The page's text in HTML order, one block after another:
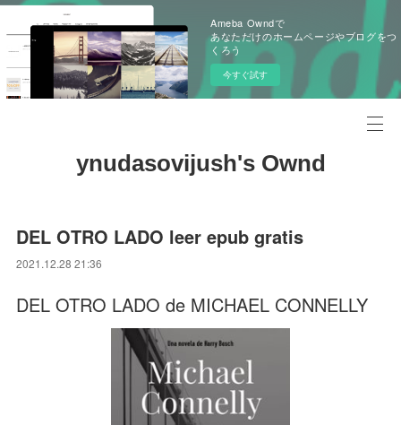
Ameba Owndで
あなただけのホームページやブログをつ
くろう
今すぐ試す
ynudasovijush's Ownd
DEL OTRO LADO leer epub gratis
2021.12.28 21:36
DEL OTRO LADO de MICHAEL CONNELLY